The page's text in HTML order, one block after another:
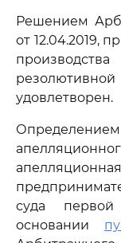
Решением
от 12.04.2019,
удовлетворен.
суда
основании